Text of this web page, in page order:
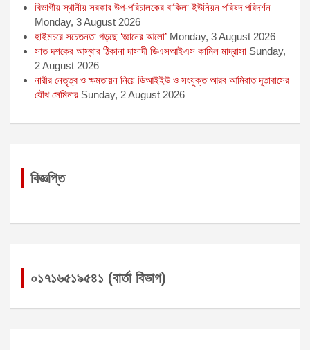
বিভাগীয় স্থানীয় সরকার উপ-পরিচালকের বাকিলা ইউনিয়ন পরিষদ পরিদর্শন
Monday, 3 August 2026
হাইমচরে সচেতনতা গড়ছে ‘জ্ঞানের আলো’ Monday, 3 August 2026
সাত দশকের আস্থার ঠিকানা দাসাদী ডিএসআইএস কামিল মাদ্রাসা Sunday,
2 August 2026
নারীর নেতৃত্ব ও ক্ষমতায়ন নিয়ে ডিআইইউ ও সংযুক্ত আরব আমিরাত দূতাবাসের
যৌথ সেমিনার Sunday, 2 August 2026
বিজ্ঞপ্তি
০১৭১৬৫১৯৫৪১ (বার্তা বিভাগ)